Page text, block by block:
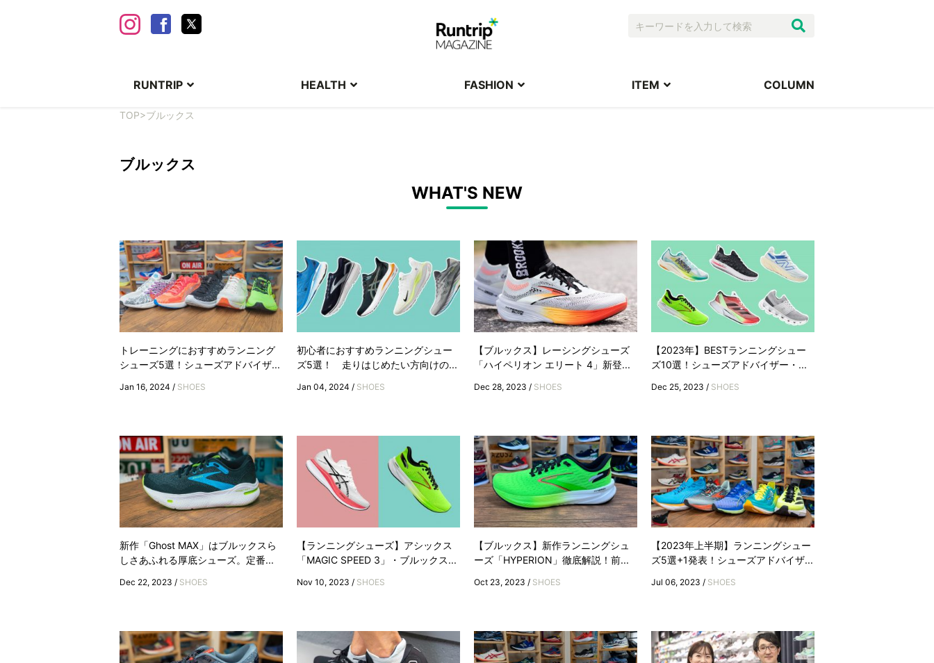
RUNTRIP HEALTH FASHION ITEM COLUMN
TOP>ブルックス
ブルックス
WHAT'S NEW
トレーニングにおすすめランニング
シューズ5選！シューズアドバイザ...
Jan 16, 2024 / SHOES
初心者におすすめランニングシュー
ズ5選！ 走りはじめたい方向けの...
Jan 04, 2024 / SHOES
【ブルックス】レーシングシューズ
「ハイペリオン エリート 4」新登...
Dec 28, 2023 / SHOES
【2023年】BESTランニングシュー
ズ10選！シューズアドバイザー・...
Dec 25, 2023 / SHOES
新作「Ghost MAX」はブルックスら
しさあふれる厚底シューズ。定番...
Dec 22, 2023 / SHOES
【ランニングシューズ】アシックス
「MAGIC SPEED 3」・ブルックス...
Nov 10, 2023 / SHOES
【ブルックス】新作ランニングシュ
ーズ「HYPERION」徹底解説！前...
Oct 23, 2023 / SHOES
【2023年上半期】ランニングシュー
ズ5選+1発表！シューズアドバイザ...
Jul 06, 2023 / SHOES